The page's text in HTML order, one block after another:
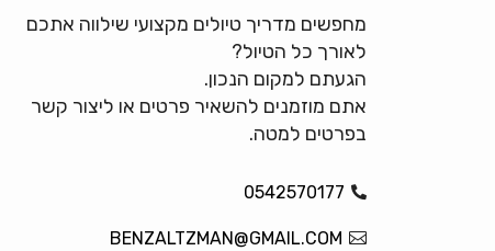
מחפשים מדריך טיולים מקצועי שילווה אתכם
לאורך כל הטיול?
הגעתם למקום הנכון.
אתם מוזמנים להשאיר פרטים או ליצור קשר
בפרטים למטה.
0542570177
BENZALTZMAN@GMAIL.COM